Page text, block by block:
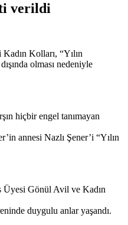
verildi
Kolları, “Yılın
olması nedeniyle
hiçbir engel tanımayan
annesi Nazlı Şener’i “Yılın
Gönül Avil ve Kadın
duygulu anlar yaşandı.